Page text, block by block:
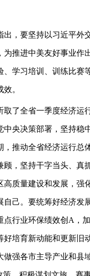
出，要坚持以习近平外
为推进中美友好事业作
、学习培训、训练比赛
。
取了全省一季度经济运
中央决策部署，坚持稳
，推动全省经济运行总
顾，坚持干字当头、真
高质量建设和发展，强
自己。要统筹好经济发
点行业环保绩效创A，
好培育新动能和更新旧
做强各市主导产业和县